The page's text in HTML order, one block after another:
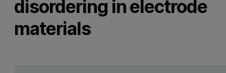
disordering in electrode
materials